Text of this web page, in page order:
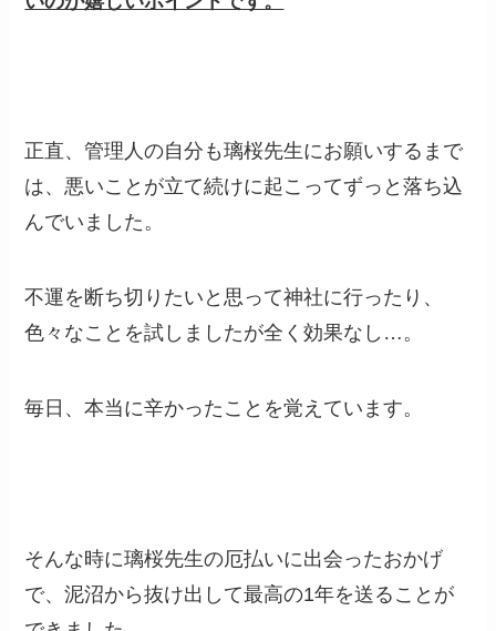
正直、管理人の自分も璃桜先生にお願いするまで
は、悪いことが立て続けに起こってずっと落ち込
んでいました。
不運を断ち切りたいと思って神社に行ったり、
色々なことを試しましたが全く効果なし…。
毎日、本当に辛かったことを覚えています。
そんな時に璃桜先生の厄払いに出会ったおかげ
で、泥沼から抜け出して最高の1年を送ることが